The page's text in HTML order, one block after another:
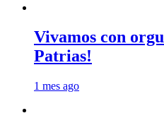
Vivamos con
Patrias!
1 mes ago